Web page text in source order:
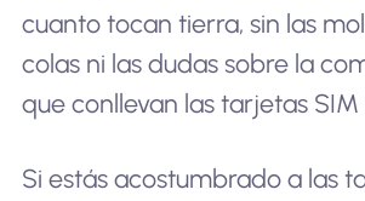
cuanto tocan tierra, sin las
colas ni las dudas sobre la
que conllevan las tarjetas SIM
Si estás acostumbrado a las